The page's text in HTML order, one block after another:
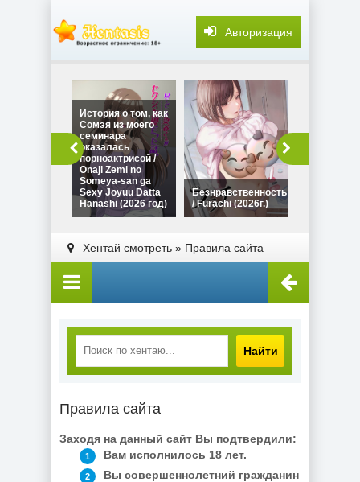
Авторизация
История о том, как
Сомэя из моего
семинара
оказалась
порноактрисой /
Onaji Zemi no
Someya-san ga
Sexy Joyuu Datta
Hanashi (2026 год)
Безнравственность
/ Furachi (2026г.)
Хентай смотреть » Правила сайта
Найти
Правила сайта
Заходя на данный сайт Вы подтвердили:
Вам исполнилось 18 лет.
Вы совершеннолетний гражданин